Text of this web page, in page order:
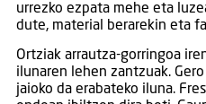
urrezko ezpata mehe eta
dute, material berarekin eta
Ortziak arrautza-gorringoa
ilunaren lehen zantzuak.
jaioko da erabateko iluna.